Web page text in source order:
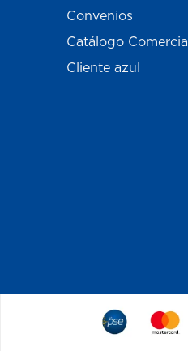
Convenios
Catálogo Comercial
Cliente azul